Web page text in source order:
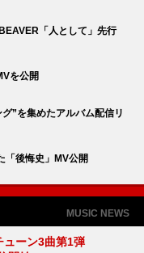
「人として」先行
を公開
”を集めたアルバム配信リ
「後悔史」MV公開
MUSIC NEWS
ーン3曲第1弾